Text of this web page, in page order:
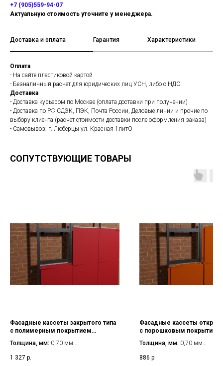
+7 (905)559-94-07
Актуальную стоимость уточните у менеджера.
Доставка и оплата Гарантия Характеристики
Оплата
- На сайте пластиковой картой
- Безналичный расчет для юридических лиц УСН, либо с НДС
Доставка
- Доставка курьером по Москве (оплата доставки при получении)
- Доставка по РФ СДЭК, ПЭК, Почта России, Деловые линии и прочие по
выбору клиента (расчет стоимости доставки после оформления заказа)
- Самовывоз: г. Люберцы ул. Красная 1литО
СОПУТСТВУЮЩИЕ ТОВАРЫ
Фасадные кассеты закрытого типа
с полимерным покрытием
Толщина, мм: 0,70 мм
Металл:
1 327 р.
Фасадные кассеты
с порошковым покрытием
Толщина, мм: 0,70 мм
Металл:
886 р.